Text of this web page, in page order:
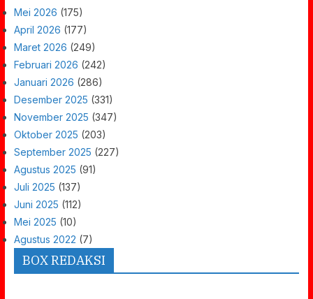
Mei 2026 (175)
April 2026 (177)
Maret 2026 (249)
Februari 2026 (242)
Januari 2026 (286)
Desember 2025 (331)
November 2025 (347)
Oktober 2025 (203)
September 2025 (227)
Agustus 2025 (91)
Juli 2025 (137)
Juni 2025 (112)
Mei 2025 (10)
Agustus 2022 (7)
BOX REDAKSI